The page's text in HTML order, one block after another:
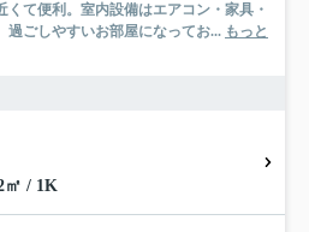
くて便利。室内設備はエアコン・家具・
過ごしやすいお部屋になってお... もっと
㎡ / 1K